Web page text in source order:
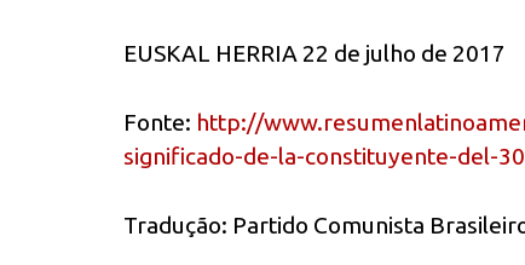
EUSKAL HERRIA 22 de julho de 2017
Fonte: http://
significado-de-la-constituyente-del-
Tradução: Partido Comunista